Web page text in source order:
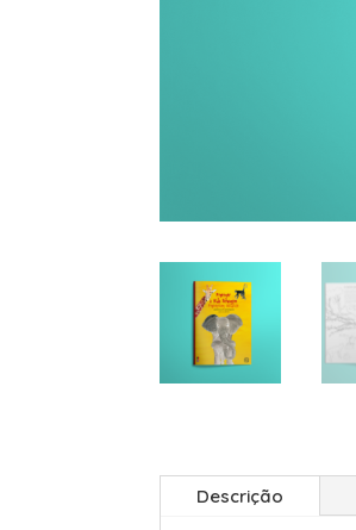
Descrição